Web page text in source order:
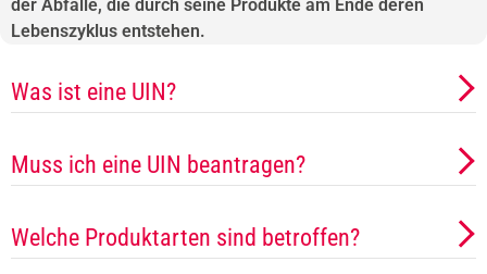
der Abfälle, die durch seine Produkte am Ende deren
Lebenszyklus entstehen.
Was ist eine UIN?
Muss ich eine UIN beantragen?
Welche Produktarten sind betroffen?